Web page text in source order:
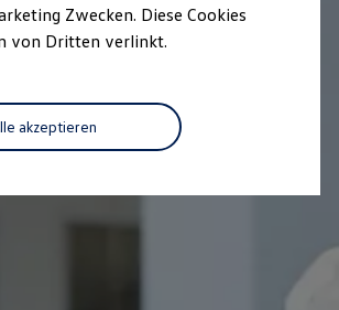
Zwecken. Diese Cookies
von Dritten verlinkt.
akzeptieren